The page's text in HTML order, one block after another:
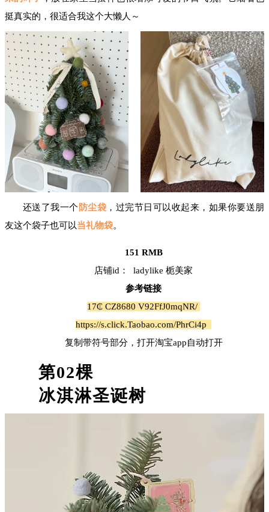
挺真实的，很适合我这个大懒人～
还送了我一个 防尘袋 ，过完节日可以收起来，如果你要送朋
友这个袋子也可以当礼物袋。
151 RMB
店铺id： ladylike 栀美家
参考链接
17₵ CZ8680 V92FfJ0mqNR/
https://s.click.Taobao.com/PhrCi4p
复制带符号部分，打开淘宝app自动打开
第02棵
冰淇淋圣诞树